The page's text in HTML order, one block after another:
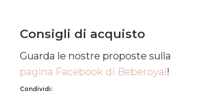
Consigli di acquisto
Guarda le nostre proposte sulla
pagina Facebook di Beberoyal!
Condividi: